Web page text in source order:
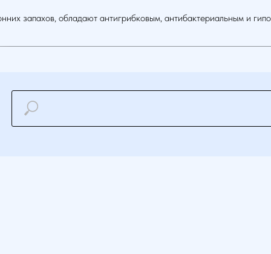
запахов, обладают антигрибковым, антибактериальным и